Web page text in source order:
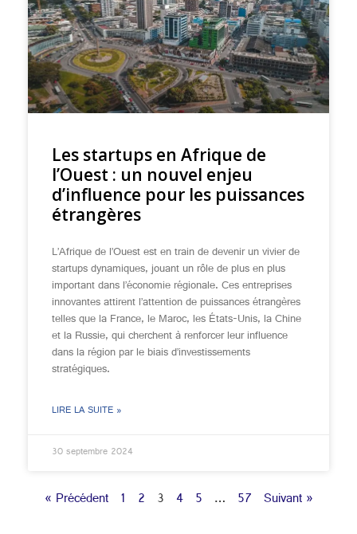
Les startups en Afrique de
l’Ouest : un nouvel enjeu
d’influence pour les puissances
étrangères
L’Afrique de l’Ouest est en train de devenir un vivier de
startups dynamiques, jouant un rôle de plus en plus
important dans l’économie régionale. Ces entreprises
innovantes attirent l’attention de puissances étrangères
telles que la France, le Maroc, les États-Unis, la Chine
et la Russie, qui cherchent à renforcer leur influence
dans la région par le biais d’investissements
stratégiques.
LIRE LA SUITE »
30 septembre 2024
« Précédent 1 2 3 4 5 … 57 Suivant »